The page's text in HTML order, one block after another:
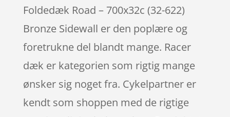
Foldedæk Road – 700x32c (32-622)
Bronze Sidewall er den poplære og
foretrukne del blandt mange. Racer
dæk er kategorien som rigtig mange
ønsker sig noget fra. Cykelpartner er
kendt som shoppen med de rigtige